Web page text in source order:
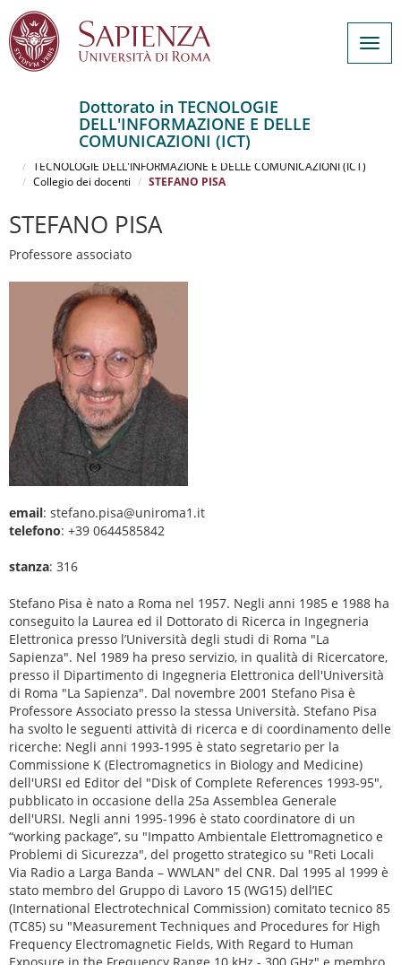
contenuto
principale
Dottorato in TECNOLOGIE
DELL'INFORMAZIONE E DELLE
COMUNICAZIONI (ICT)
TECNOLOGIE DELL'INFORMAZIONE E DELLE COMUNICAZIONI (ICT)
Collegio dei docenti
STEFANO PISA
STEFANO PISA
Professore associato
email: stefano.pisa@uniroma1.it
telefono: +39 0644585842
stanza: 316
Stefano Pisa è nato a Roma nel 1957. Negli anni 1985 e 1988 ha
conseguito la Laurea ed il Dottorato di Ricerca in Ingegneria
Elettronica presso l’Università degli studi di Roma "La
Sapienza". Nel 1989 ha preso servizio, in qualità di Ricercatore,
presso il Dipartimento di Ingegneria Elettronica dell'Università
di Roma "La Sapienza". Dal novembre 2001 Stefano Pisa è
Professore Associato presso la stessa Università. Stefano Pisa
ha svolto le seguenti attività di ricerca e di coordinamento delle
ricerche: Negli anni 1993-1995 è stato segretario per la
Commissione K (Electromagnetics in Biology and Medicine)
dell'URSI ed Editor del "Disk of Complete References 1993-95",
pubblicato in occasione della 25a Assemblea Generale
dell'URSI. Negli anni 1995-1996 è stato coordinatore di un
“working package”, su "Impatto Ambientale Elettromagnetico e
Problemi di Sicurezza", del progetto strategico su "Reti Locali
Via Radio a Larga Banda – WWLAN" del CNR. Dal 1995 al 1999 è
stato membro del Gruppo di Lavoro 15 (WG15) dell’IEC
(International Electrotechnical Commission) comitato tecnico 85
(TC85) su "Measurement Techniques and Procedures for High
Frequency Electromagnetic Fields, With Regard to Human